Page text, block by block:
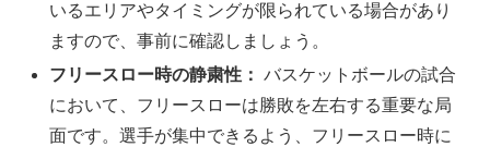
いるエリアやタイミングが限られている場合があり
ますので、事前に確認しましょう。
フリースロー時の静粛性： バスケットボールの試合
において、フリースローは勝敗を左右する重要な局
面です。選手が集中できるよう、フリースロー時に